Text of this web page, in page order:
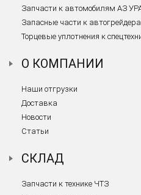
Запчасти к автомобилям АЗ
Запасные части к
Торцевые уплотнения к
О КОМПАНИИ
Наши отгрузки
Доставка
Новости
Статьи
СКЛАД
Запчасти к технике ЧТЗ